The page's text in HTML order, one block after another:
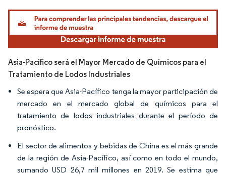
Imagen © Mordor Intelligence. El uso requiere atribución según CC BY 4.0.
Asia-Pacífico será el Mayor Mercado de Químicos para el
Tratamiento de Lodos Industriales
Se espera que Asia-Pacífico tenga la mayor participación de
mercado en el mercado global de químicos para el
tratamiento de lodos industriales durante el período de
pronóstico.
El sector de alimentos y bebidas de China es el más grande
de la región de Asia-Pacífico, así como en todo el mundo,
sumando USD 26,7 mil millones en 2019. Se estima que